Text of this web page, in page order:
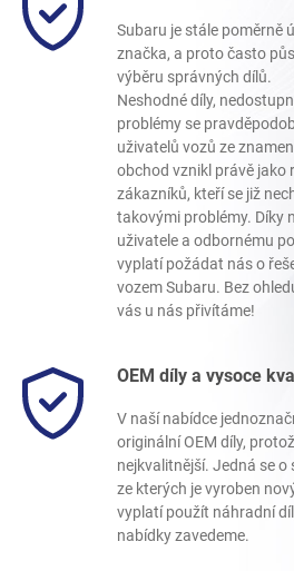
Subaru je stále poměrně
značka, a proto často
výběru správných dílů.
Neshodné díly,
problémy se
uživatelů vozů ze
obchod vznikl právě jako
zákazníků, kteří se již
takovými problémy. Díky
uživatele a odbornému
vyplatí požádat nás o
vozem Subaru. Bez
vás u nás přivítáme!
OEM díly a vysoce
V naší nabídce
originální OEM díly,
nejkvalitnější. Jedná se o
ze kterých je vyroben
vyplatí použít náhradní
nabídky zavedeme.